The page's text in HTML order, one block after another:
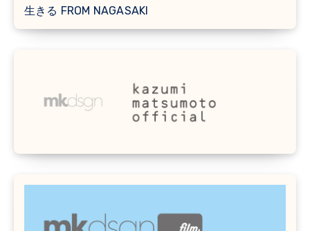
生きる FROM NAGASAKI